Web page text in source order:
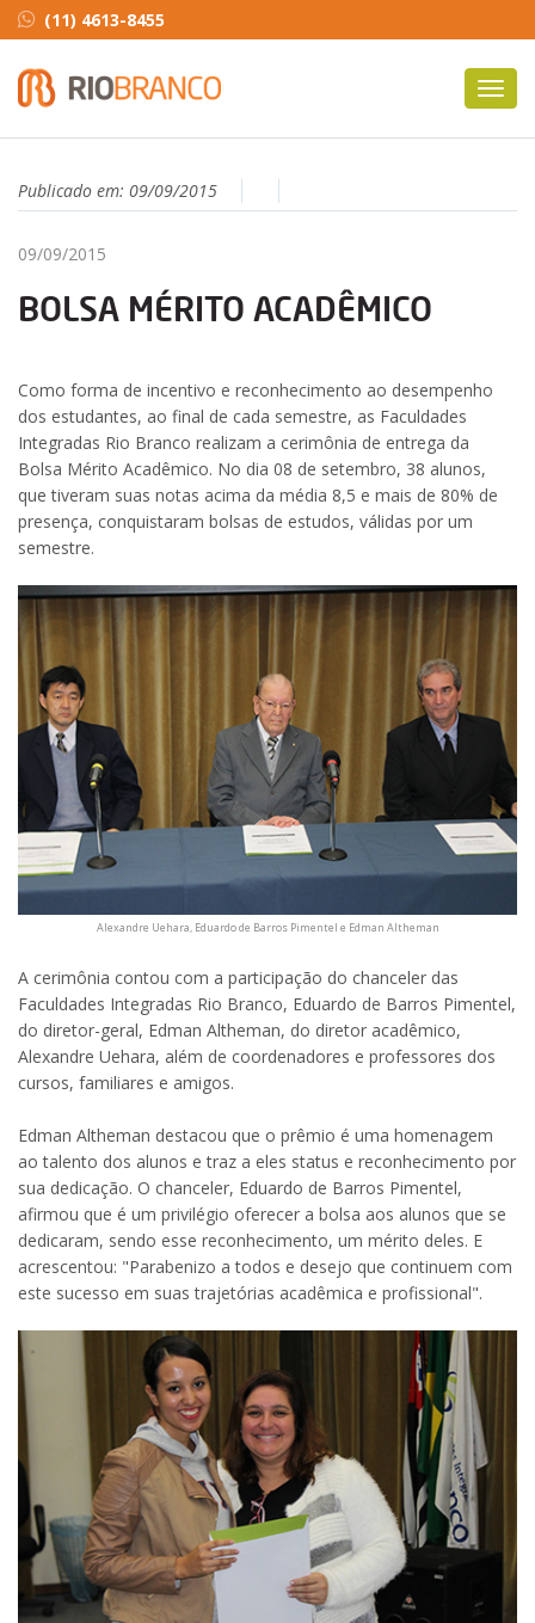
(11) 4613-8455
Publicado em: 09/09/2015
09/09/2015
BOLSA MÉRITO ACADÊMICO
Como forma de incentivo e reconhecimento ao desempenho
dos estudantes, ao final de cada semestre, as Faculdades
Integradas Rio Branco realizam a cerimônia de entrega da
Bolsa Mérito Acadêmico. No dia 08 de setembro, 38 alunos,
que tiveram suas notas acima da média 8,5 e mais de 80% de
presença, conquistaram bolsas de estudos, válidas por um
semestre.
Alexandre Uehara, Eduardo de Barros Pimentel e Edman Altheman
A cerimônia contou com a participação do chanceler das
Faculdades Integradas Rio Branco, Eduardo de Barros Pimentel,
do diretor-geral, Edman Altheman, do diretor acadêmico,
Alexandre Uehara, além de coordenadores e professores dos
cursos, familiares e amigos.
Edman Altheman destacou que o prêmio é uma homenagem
ao talento dos alunos e traz a eles status e reconhecimento por
sua dedicação. O chanceler, Eduardo de Barros Pimentel,
afirmou que é um privilégio oferecer a bolsa aos alunos que se
dedicaram, sendo esse reconhecimento, um mérito deles. E
acrescentou: "Parabenizo a todos e desejo que continuem com
este sucesso em suas trajetórias acadêmica e profissional".